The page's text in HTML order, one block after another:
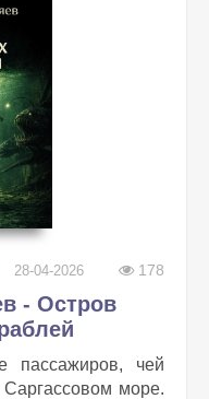
28-04-2026 178
- Остров
пассажиров, чей
море.